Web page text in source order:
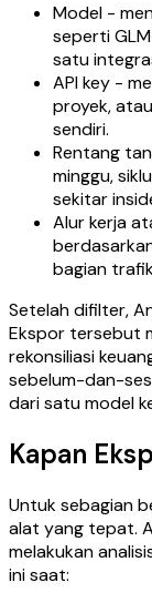
Model -
seperti
satu
API key -
proyek,
sendiri.
Rentang
minggu,
sekitar
Alur kerja
bagian
Setelah difilter,
Ekspor tersebut
rekonsiliasi
sebelum-dan-
dari satu model
Kapan
Untuk sebagian
alat yang tepat.
melakukan
ini saat: